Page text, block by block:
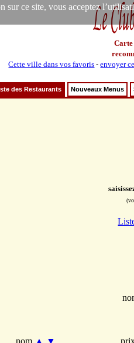
ce site, vous acceptez
Carte
Cette ville dans vos favoris -envoyer
des Restaurants Nouveaux Menus
▲ ▼